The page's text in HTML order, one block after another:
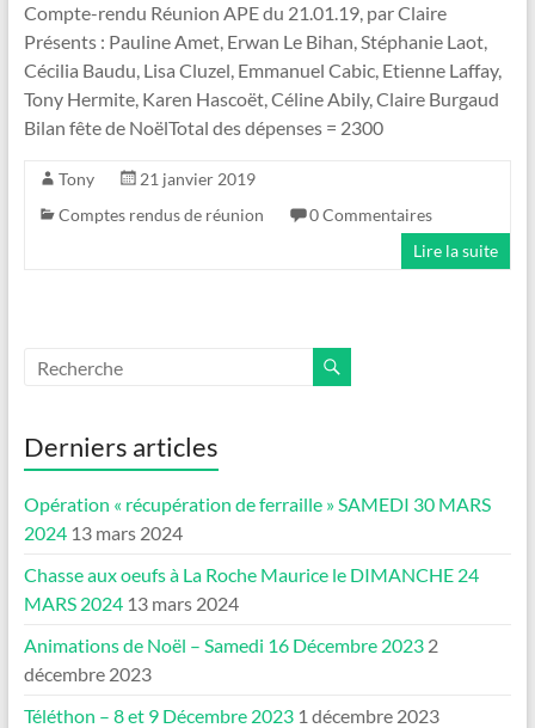
Compte-rendu Réunion APE du 21.01.19, par Claire
Présents : Pauline Amet, Erwan Le Bihan, Stéphanie Laot,
Cécilia Baudu, Lisa Cluzel, Emmanuel Cabic, Etienne Laffay,
Tony Hermite, Karen Hascoët, Céline Abily, Claire Burgaud
Bilan fête de NoëlTotal des dépenses = 2300
Tony
21 janvier 2019
Comptes rendus de réunion
0 Commentaires
Lire la suite
Derniers articles
Opération « récupération de ferraille » SAMEDI 30 MARS
2024 13 mars 2024
Chasse aux oeufs à La Roche Maurice le DIMANCHE 24
MARS 2024 13 mars 2024
Animations de Noël – Samedi 16 Décembre 2023 2
décembre 2023
Téléthon – 8 et 9 Décembre 2023 1 décembre 2023